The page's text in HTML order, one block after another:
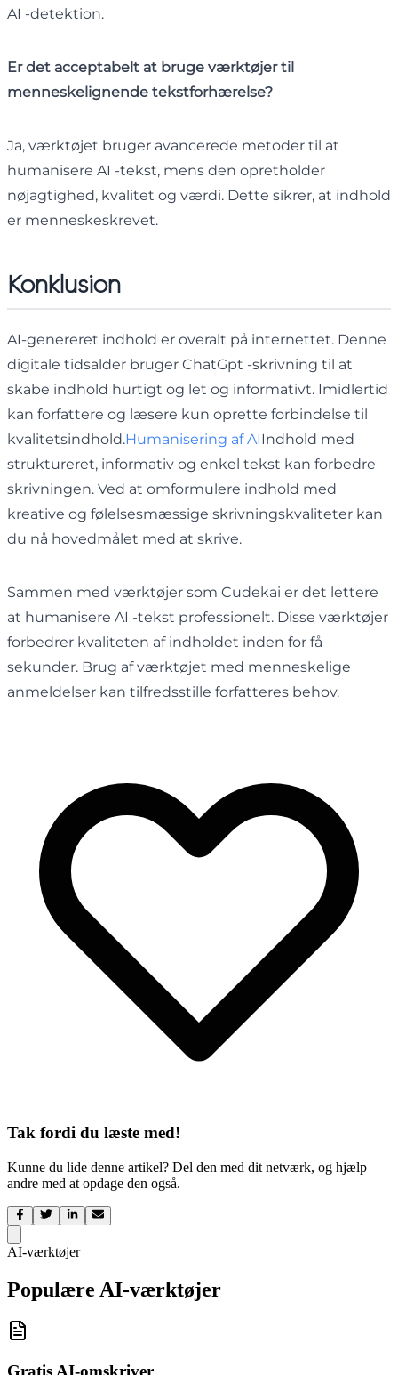
AI -detektion.
Er det acceptabelt at bruge værktøjer til
menneskelignende tekstforhærelse?
Ja, værktøjet bruger avancerede metoder til at
humanisere AI -tekst, mens den opretholder
nøjagtighed, kvalitet og værdi. Dette sikrer, at indhold
er menneskeskrevet.
Konklusion
AI-genereret indhold er overalt på internettet. Denne
digitale tidsalder bruger ChatGpt -skrivning til at
skabe indhold hurtigt og let og informativt. Imidlertid
kan forfattere og læsere kun oprette forbindelse til
kvalitetsindhold.Humanisering af AIIndhold med
struktureret, informativ og enkel tekst kan forbedre
skrivningen. Ved at omformulere indhold med
kreative og følelsesmæssige skrivningskvaliteter kan
du nå hovedmålet med at skrive.
Sammen med værktøjer som Cudekai er det lettere
at humanisere AI -tekst professionelt. Disse værktøjer
forbedrer kvaliteten af ​​indholdet inden for få
sekunder. Brug af værktøjet med menneskelige
anmeldelser kan tilfredsstille forfatteres behov.
Tak fordi du læste med!
Kunne du lide denne artikel? Del den med dit netværk, og hjælp
andre med at opdage den også.
AI-værktøjer
Populære AI-værktøjer
Gratis AI-omskriver